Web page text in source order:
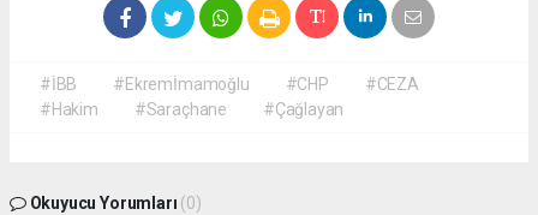
#İBB #Ekremİmamoğlu #CHP
#CEZA
#Hakim
#Saraçhane #Çağlayan
Okuyucu Yorumları (0)